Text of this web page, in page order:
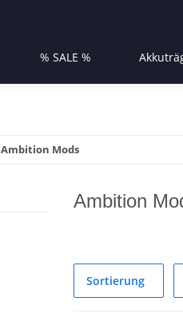
% SALE %
Ambition Mods
Ambition
Sortierung